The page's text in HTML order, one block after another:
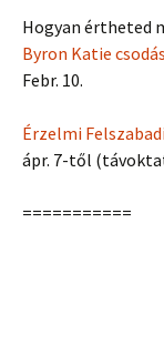
Hogyan értheted
Byron Katie
Febr. 10.
Érzelmi
ápr. 7-től
===========